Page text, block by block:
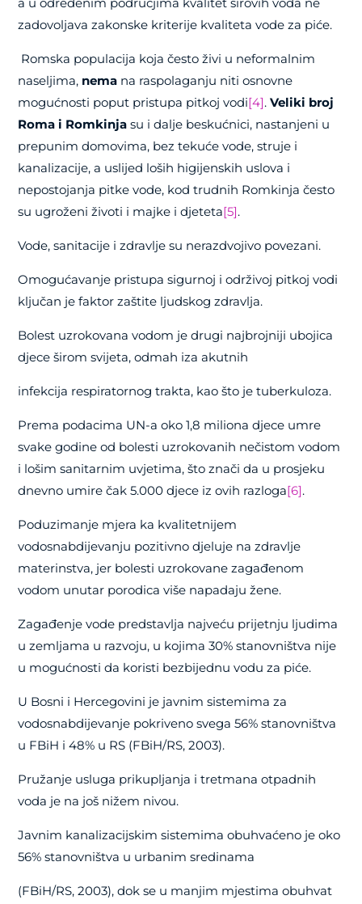
zadovoljava zakonske kriterije kvaliteta vode za piće.
Romska populacija koja često živi u neformalnim
naseljima, nema na raspolaganju niti osnovne
mogućnosti poput pristupa pitkoj vodi[4].Veliki broj
Roma i Romkinja su i dalje beskućnici, nastanjeni u
prepunim domovima, bez tekuće vode, struje i
kanalizacije, a uslijed loših higijenskih uslova i
nepostojanja pitke vode, kod trudnih Romkinja često
su ugroženi životi i majke i djeteta[5].
Vode, sanitacije i zdravlje su nerazdvojivo povezani.
Omogućavanje pristupa sigurnoj i održivoj pitkoj vodi
ključan je faktor zaštite ljudskog zdravlja.
Bolest uzrokovana vodom je drugi najbrojniji ubojica
djece širom svijeta, odmah iza akutnih
infekcija respiratornog trakta, kao što je tuberkuloza.
Prema podacima UN-a oko 1,8 miliona djece umre
svake godine od bolesti uzrokovanih nečistom vodom
i lošim sanitarnim uvjetima, što znači da u prosjeku
dnevno umire čak 5.000 djece iz ovih razloga[6].
Poduzimanje mjera ka kvalitetnijem
vodosnabdijevanju pozitivno djeluje na zdravlje
materinstva, jer bolesti uzrokovane zagađenom
vodom unutar porodica više napadaju žene.
Zagađenje vode predstavlja najveću prijetnju ljudima
u zemljama u razvoju, u kojima 30% stanovništva nije
u mogućnosti da koristi bezbijednu vodu za piće.
U Bosni i Hercegovini je javnim sistemima za
vodosnabdijevanje pokriveno svega 56% stanovništva
u FBiH i 48% u RS (FBiH/RS, 2003).
Pružanje usluga prikupljanja i tretmana otpadnih
voda je na još nižem nivou.
Javnim kanalizacijskim sistemima obuhvaćeno je oko
56% stanovništva u urbanim sredinama
(FBiH/RS, 2003), dok se u manjim mjestima obuhvat